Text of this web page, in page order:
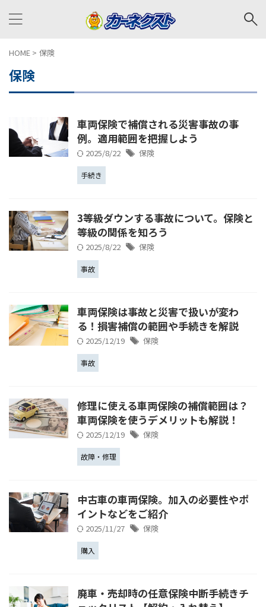
HOME > 保険
保険
車両保険で補償される災害事故の事
例。適用範囲を把握しよう
2025/8/22 保険
手続き
3等級ダウンする事故について。保険と
等級の関係を知ろう
2025/8/22 保険
事故
車両保険は事故と災害で扱いが変わ
る！損害補償の範囲や手続きを解説
2025/12/19 保険
事故
修理に使える車両保険の補償範囲は？
車両保険を使うデメリットも解説！
2025/12/19 保険
故障・修理
中古車の車両保険。加入の必要性やポ
イントなどをご紹介
2025/11/27 保険
購入
廃車・売却時の任意保険中断手続きチ